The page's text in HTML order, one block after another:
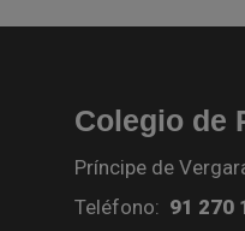
Colegio de
Príncipe de
Teléfono: 91 270